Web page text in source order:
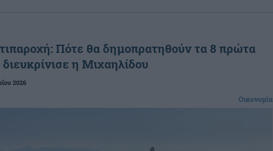
Πότε θα δημοπρατηθούν τα 8 πρώτα
διευκρίνισε η Μιχαηλίδου
2026
Οικονομία